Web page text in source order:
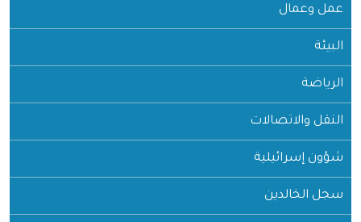
عمل وعمال
البيئة
الرياضة
النقل والاتصالات
شؤون إسرائيلية
سجل الخالدين